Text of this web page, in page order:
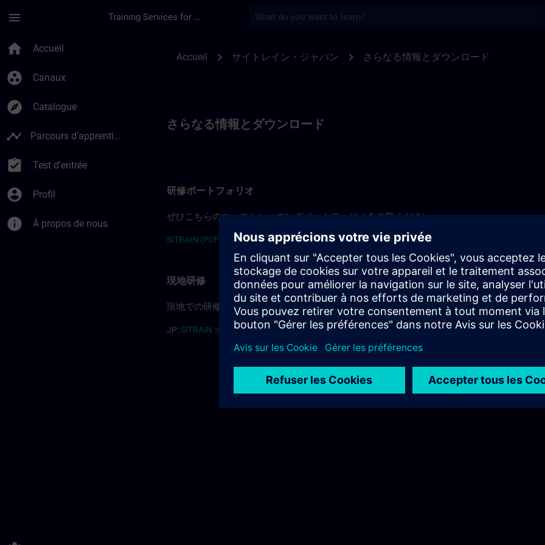
menu Training Services for Digital Industries
home Accueil
group_work Canaux
explore Catalogue
timeline Parcours d’apprentissage
assignment_turned_in Test d'entrée
account_circle Profil
info À propos de nous
Accueil chevron_right サイトレイン・ジャパン chevron_right さらなる情報とダウンロード
さらなる情報とダウンロード
研修ポートフォリオ
ぜひこちらのコーストレーニングポートフォリオをご覧ください。
SITRAIN (PDF) >
現地研修
現地での研修についてはこちらをご覧ください。
JP: SITRAIN オンサイト(PDF) >